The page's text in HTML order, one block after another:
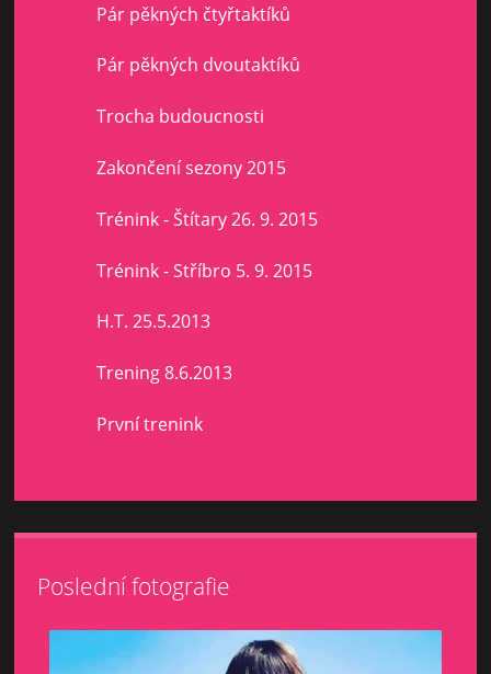
Pár pěkných čtyřtaktíků
Pár pěkných dvoutaktíků
Trocha budoucnosti
Zakončení sezony 2015
Trénink - Štítary 26. 9. 2015
Trénink - Stříbro 5. 9. 2015
H.T. 25.5.2013
Trening 8.6.2013
První trenink
Poslední fotografie